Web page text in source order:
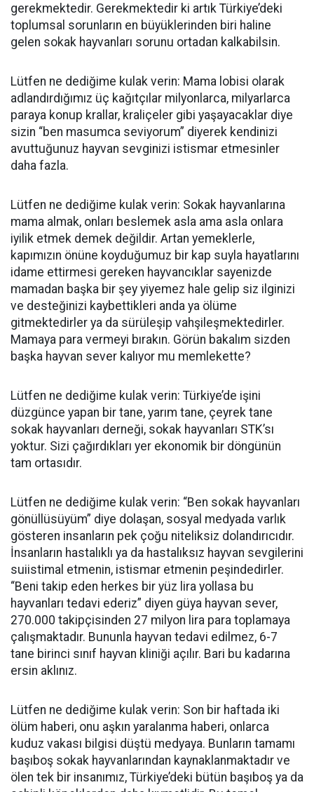
gerekmektedir. Gerekmektedir ki artık Türkiye’deki
toplumsal sorunların en büyüklerinden biri haline
gelen sokak hayvanları sorunu ortadan kalkabilsin.
Lütfen ne dediğime kulak verin: Mama lobisi olarak
adlandırdığımız üç kağıtçılar milyonlarca, milyarlarca
paraya konup krallar, kraliçeler gibi yaşayacaklar diye
sizin “ben masumca seviyorum” diyerek kendinizi
avuttuğunuz hayvan sevginizi istismar etmesinler
daha fazla.
Lütfen ne dediğime kulak verin: Sokak hayvanlarına
mama almak, onları beslemek asla ama asla onlara
iyilik etmek demek değildir. Artan yemeklerle,
kapımızın önüne koyduğumuz bir kap suyla hayatlarını
idame ettirmesi gereken hayvancıklar sayenizde
mamadan başka bir şey yiyemez hale gelip siz ilginizi
ve desteğinizi kaybettikleri anda ya ölüme
gitmektedirler ya da sürüleşip vahşileşmektedirler.
Mamaya para vermeyi bırakın. Görün bakalım sizden
başka hayvan sever kalıyor mu memlekette?
Lütfen ne dediğime kulak verin: Türkiye’de işini
düzgünce yapan bir tane, yarım tane, çeyrek tane
sokak hayvanları derneği, sokak hayvanları STK’sı
yoktur. Sizi çağırdıkları yer ekonomik bir döngünün
tam ortasıdır.
Lütfen ne dediğime kulak verin: “Ben sokak hayvanları
gönüllüsüyüm” diye dolaşan, sosyal medyada varlık
gösteren insanların pek çoğu niteliksiz dolandırıcıdır.
İnsanların hastalıklı ya da hastalıksız hayvan sevgilerini
suiistimal etmenin, istismar etmenin peşindedirler.
“Beni takip eden herkes bir yüz lira yollasa bu
hayvanları tedavi ederiz” diyen güya hayvan sever,
270.000 takipçisinden 27 milyon lira para toplamaya
çalışmaktadır. Bununla hayvan tedavi edilmez, 6-7
tane birinci sınıf hayvan kliniği açılır. Bari bu kadarına
ersin aklınız.
Lütfen ne dediğime kulak verin: Son bir haftada iki
ölüm haberi, onu aşkın yaralanma haberi, onlarca
kuduz vakası bilgisi düştü medyaya. Bunların tamamı
başıboş sokak hayvanlarından kaynaklanmaktadır ve
ölen tek bir insanımız, Türkiye’deki bütün başıboş ya da